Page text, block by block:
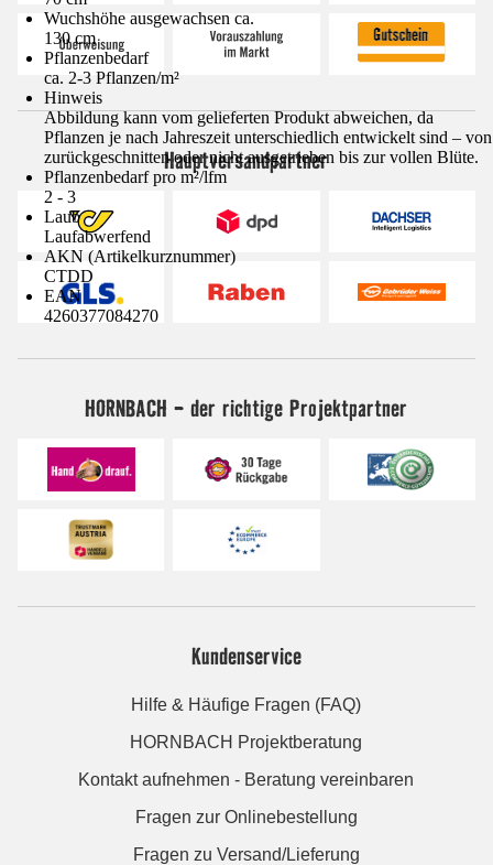
Wuchshöhe ausgewachsen ca.
130 cm
Pflanzenbedarf
ca. 2-3 Pflanzen/m²
Hinweis
Abbildung kann vom gelieferten Produkt abweichen, da
Pflanzen je nach Jahreszeit unterschiedlich entwickelt sind – von
zurückgeschnitten oder nicht ausgetrieben bis zur vollen Blüte.
Pflanzenbedarf pro m²/lfm
2 - 3
Laub
Laufabwerfend
AKN (Artikelkurznummer)
CTDD
EAN
4260377084270
Hauptversandpartner
HORNBACH - der richtige Projektpartner
Kundenservice
Hilfe & Häufige Fragen (FAQ)
HORNBACH Projektberatung
Kontakt aufnehmen - Beratung vereinbaren
Fragen zur Onlinebestellung
Fragen zu Versand/Lieferung